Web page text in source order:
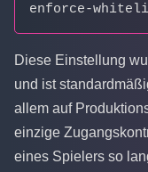
enforce-
Diese Einstellung
und ist
allem auf
einzige
eines Spielers so